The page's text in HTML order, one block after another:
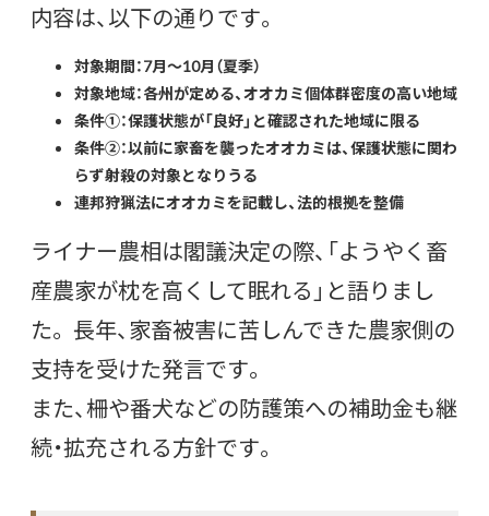
内容は、以下の通りです。
対象期間：7月〜10月（夏季）
対象地域：各州が定める、オオカミ個体群密度の高い地域
条件①：保護状態が「良好」と確認された地域に限る
条件②：以前に家畜を襲ったオオカミは、保護状態に関わ
らず射殺の対象となりうる
連邦狩猟法にオオカミを記載し、法的根拠を整備
ライナー農相は閣議決定の際、「ようやく畜
産農家が枕を高くして眠れる」と語りまし
た。 長年、家畜被害に苦しんできた農家側の
支持を受けた発言です。
また、柵や番犬などの防護策への補助金も継
続・拡充される方針です。